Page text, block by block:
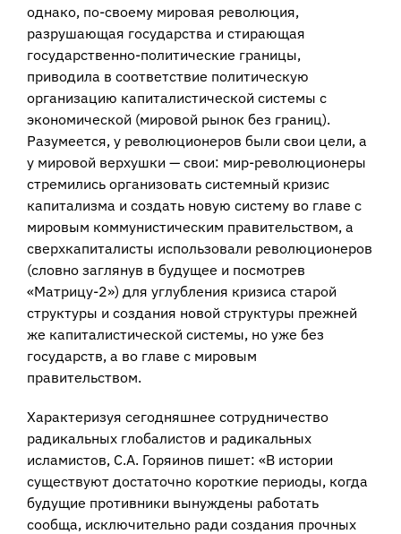
однако, по-своему мировая революция,
разрушающая государства и стирающая
государственно-политические границы,
приводила в соответствие политическую
организацию капиталистической системы с
экономической (мировой рынок без границ).
Разумеется, у революционеров были свои цели, а
у мировой верхушки — свои: мир-революционеры
стремились организовать системный кризис
капитализма и создать новую систему во главе с
мировым коммунистическим правительством, а
сверхкапиталисты использовали революционеров
(словно заглянув в будущее и посмотрев
«Матрицу-2») для углубления кризиса старой
структуры и создания новой структуры прежней
же капиталистической системы, но уже без
государств, а во главе с мировым
правительством.
Характеризуя сегодняшнее сотрудничество
радикальных глобалистов и радикальных
исламистов, С.А. Горяинов пишет: «В истории
существуют достаточно короткие периоды, когда
будущие противники вынуждены работать
сообща, исключительно ради создания прочных